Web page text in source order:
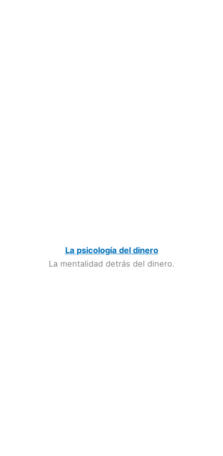
La psicología del dinero
La mentalidad detrás del dinero.